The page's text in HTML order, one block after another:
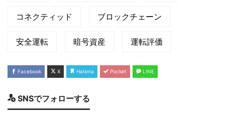
コネクティッド ブロックチェーン
安全運転 暗号資産 運転評価
Facebook X Hatena Pocket LINE
SNSでフォローする